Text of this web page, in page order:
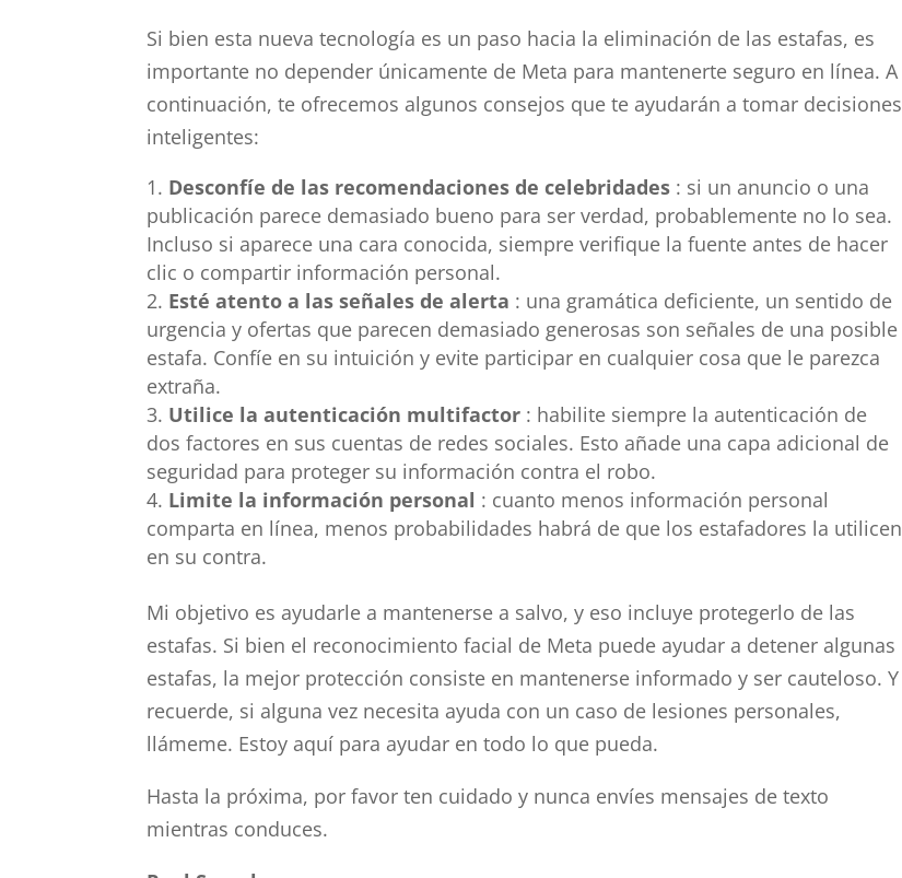
Si bien esta nueva tecnología es un paso hacia la eliminación de las estafas, es
importante no depender únicamente de Meta para mantenerte seguro en línea. A
continuación, te ofrecemos algunos consejos que te ayudarán a tomar decisiones
inteligentes:
Desconfíe de las recomendaciones de celebridades : si un anuncio o una
publicación parece demasiado bueno para ser verdad, probablemente no lo sea.
Incluso si aparece una cara conocida, siempre verifique la fuente antes de hacer
clic o compartir información personal.
Esté atento a las señales de alerta : una gramática deficiente, un sentido de
urgencia y ofertas que parecen demasiado generosas son señales de una posible
estafa. Confíe en su intuición y evite participar en cualquier cosa que le parezca
extraña.
Utilice la autenticación multifactor : habilite siempre la autenticación de
dos factores en sus cuentas de redes sociales. Esto añade una capa adicional de
seguridad para proteger su información contra el robo.
Limite la información personal : cuanto menos información personal
comparta en línea, menos probabilidades habrá de que los estafadores la utilicen
en su contra.
Mi objetivo es ayudarle a mantenerse a salvo, y eso incluye protegerlo de las
estafas. Si bien el reconocimiento facial de Meta puede ayudar a detener algunas
estafas, la mejor protección consiste en mantenerse informado y ser cauteloso. Y
recuerde, si alguna vez necesita ayuda con un caso de lesiones personales,
llámeme. Estoy aquí para ayudar en todo lo que pueda.
Hasta la próxima, por favor ten cuidado y nunca envíes mensajes de texto
mientras conduces.